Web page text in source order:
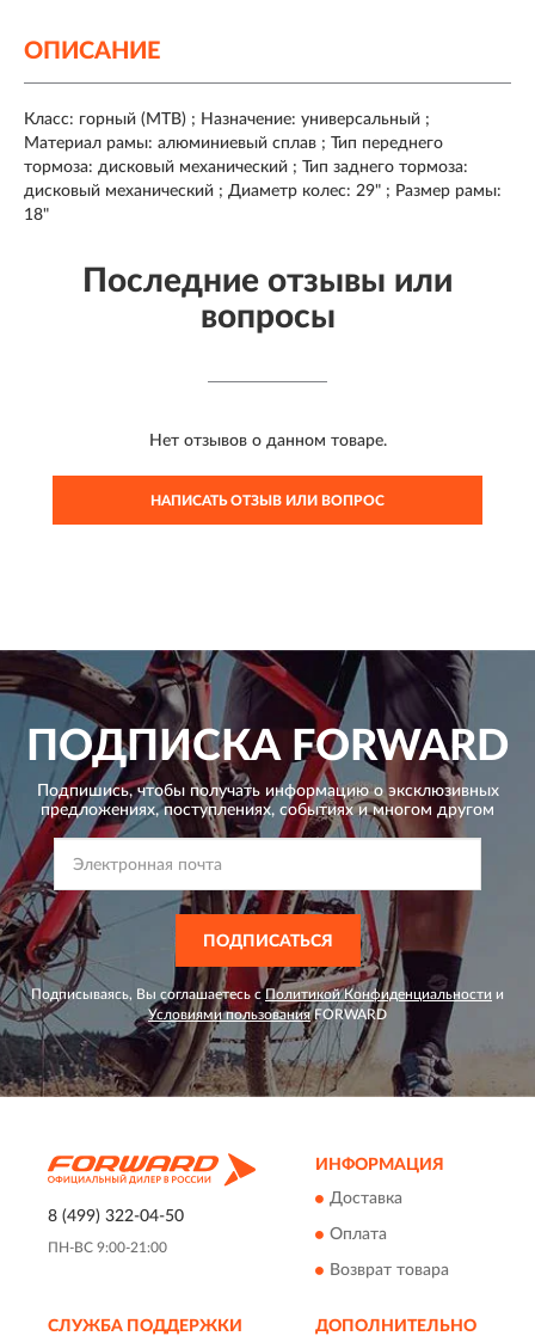
ОПИСАНИЕ
Класс: горный (MTB) ; Назначение: универсальный ;
Материал рамы: алюминиевый сплав ; Тип переднего
тормоза: дисковый механический ; Тип заднего тормоза:
дисковый механический ; Диаметр колес: 29" ; Размер рамы:
18"
Последние отзывы или
вопросы
Нет отзывов о данном товаре.
НАПИСАТЬ ОТЗЫВ ИЛИ ВОПРОС
ПОДПИСКАFORWARD
Подпишись, чтобы получать информацию о эксклюзивных
предложениях,поступлениях, событиях и многом другом
ПОДПИСАТЬСЯ
Подписываясь, Вы соглашаетесь с Политикой Конфиденциальности и
Условиями пользованияFORWARD
8 (499) 322-04-50
ПН-ВС 9:00-21:00
ИНФОРМАЦИЯ
Доставка
Оплата
Возврат товара
СЛУЖБА ПОДДЕРЖКИ ДОПОЛНИТЕЛЬНО